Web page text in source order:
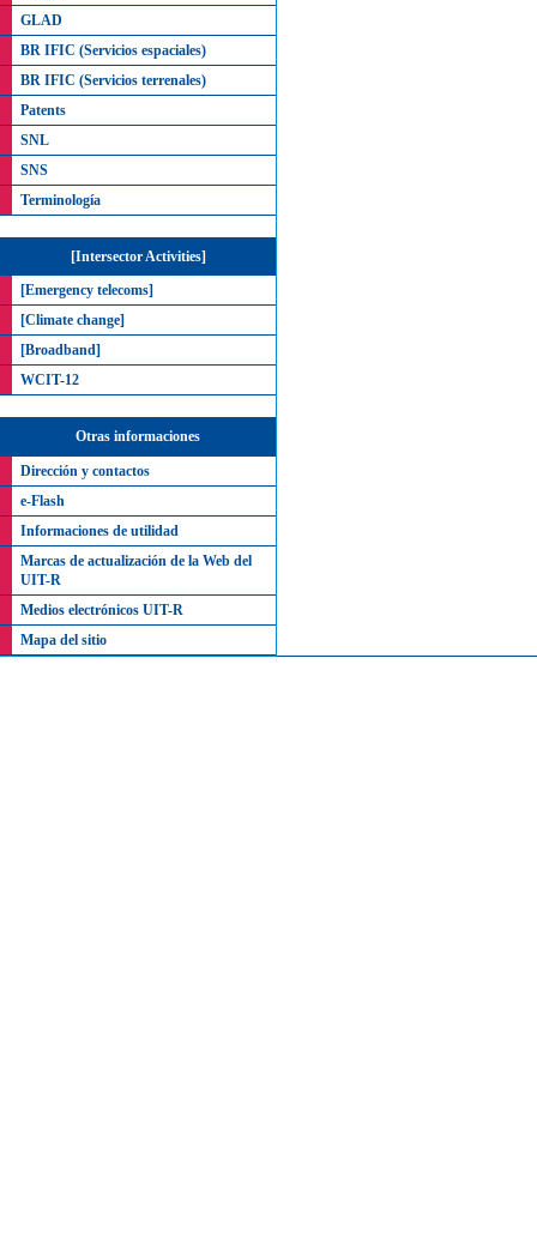
GLAD
BR IFIC (Servicios espaciales)
BR IFIC (Servicios terrenales)
Patents
SNL
SNS
Terminología
[Intersector Activities]
[Emergency telecoms]
[Climate change]
[Broadband]
WCIT-12
Otras informaciones
Dirección y contactos
e-Flash
Informaciones de utilidad
Marcas de actualización de la Web del
UIT-R
Medios electrónicos UIT-R
Mapa del sitio